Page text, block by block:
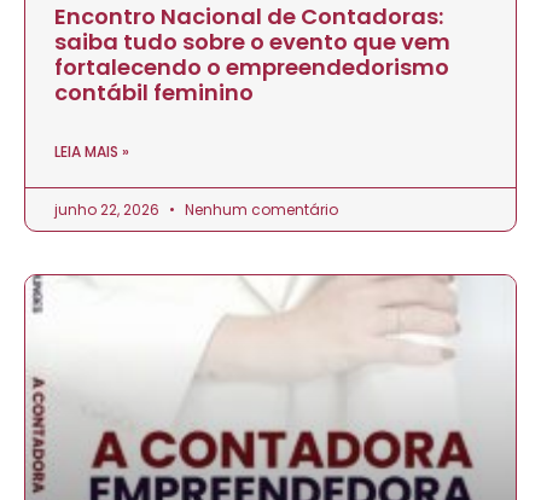
Encontro Nacional de Contadoras:
saiba tudo sobre o evento que vem
fortalecendo o empreendedorismo
contábil feminino
LEIA MAIS »
junho 22, 2026 Nenhum comentário